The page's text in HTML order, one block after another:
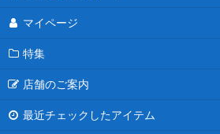
マイページ
特集
店舗のご案内
最近チェックしたアイテム